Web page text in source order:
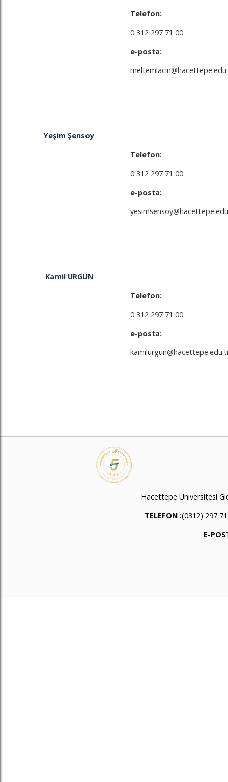
Telefon:
0 312 297 71 00
e-posta:
Yeşim Şensoy
Telefon:
0 312 297 71 00
e-posta:
Kamil URGUN
Telefon:
0 312 297 71 00
e-posta:
Hacettepe Üniversitesi
TELEFON :(0312) 297
E-